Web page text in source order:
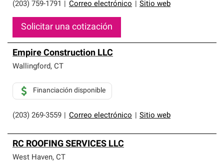
(203) 759-1791 Correo electrónico Sitio web
Solicitar una cotización
Empire Construction LLC
Wallingford, CT
(203) 269-3559 Correo electrónico Sitio web
Financiación disponible
RC ROOFING SERVICES LLC
West Haven, CT